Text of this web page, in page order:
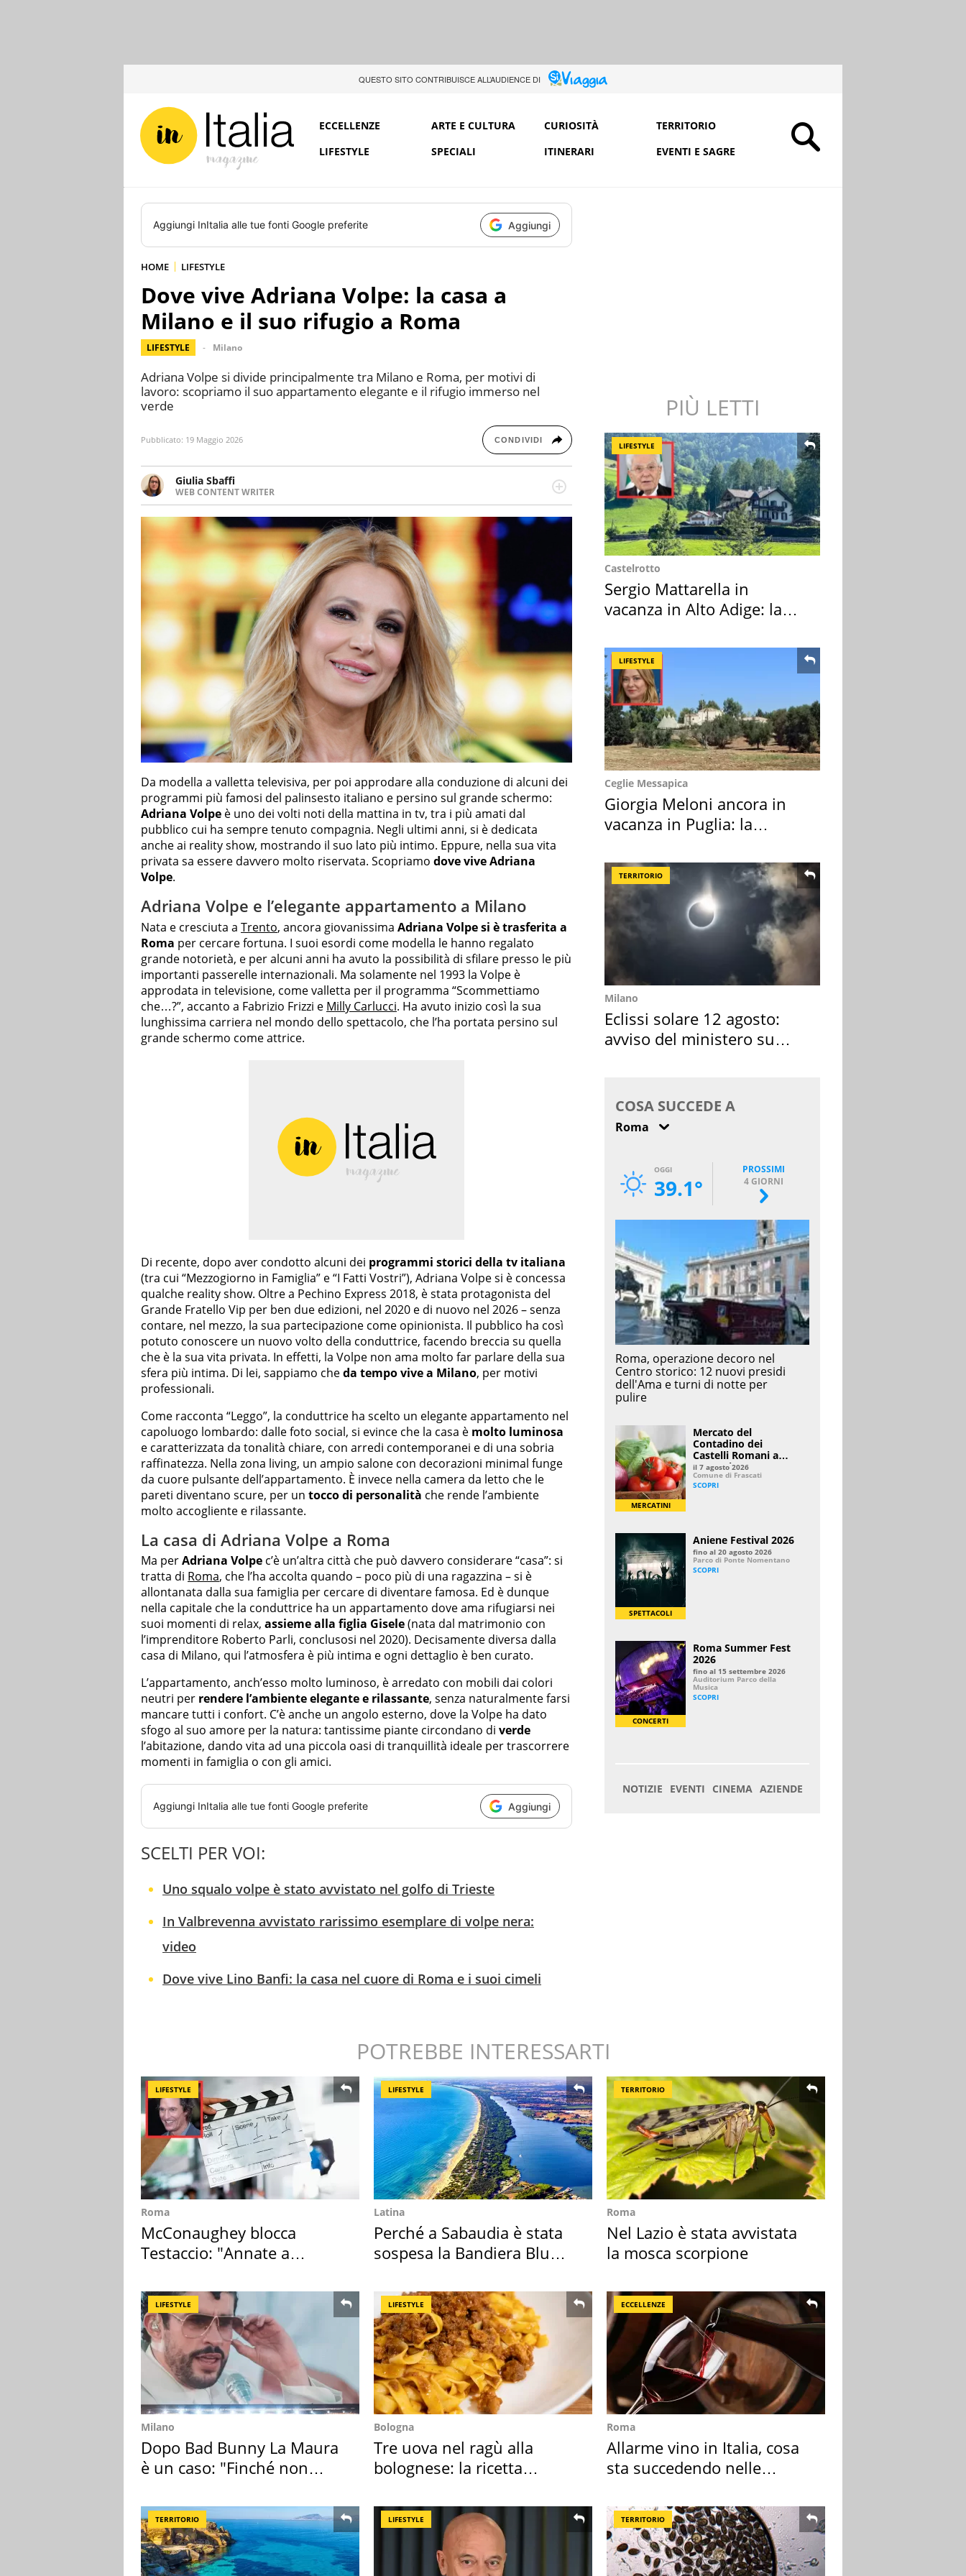
QUESTO SITO CONTRIBUISCE ALL’AUDIENCE DI
ECCELLENZE ARTE E CULTURA CURIOSITÀ
TERRITORIO
LIFESTYLE
SPECIALI ITINERARI EVENTI E SAGRE
Aggiungi InItalia alle tue fonti Google preferite Aggiungi
HOME LIFESTYLE
Dove vive Adriana Volpe: la casa a
Milano e il suo rifugio a Roma
LIFESTYLE Milano
Adriana Volpe si divide principalmente tra Milano e Roma, per motivi di
lavoro: scopriamo il suo appartamento elegante e il rifugio immerso nel
verde
Pubblicato: 19 Maggio 2026 CONDIVIDI
Giulia Sbaffi
WEB CONTENT WRITER
Web content writer appassionata di belle storie e di viaggi, scrive da quando ne
ha memoria. Curiosa per natura, le piace tenersi informata su ciò che accade
intorno a lei.
Da modella a valletta televisiva, per poi approdare alla conduzione di alcuni dei
programmi più famosi del palinsesto italiano e persino sul grande schermo:
Adriana Volpe è uno dei volti noti della mattina in tv, tra i più amati dal
pubblico cui ha sempre tenuto compagnia. Negli ultimi anni, si è dedicata
anche ai reality show, mostrando il suo lato più intimo. Eppure, nella sua vita
privata sa essere davvero molto riservata. Scopriamo dove vive Adriana
Volpe.
Adriana Volpe e l’elegante appartamento a Milano
Nata e cresciuta a Trento, ancora giovanissima Adriana Volpe si è trasferita a
Roma per cercare fortuna. I suoi esordi come modella le hanno regalato
grande notorietà, e per alcuni anni ha avuto la possibilità di sfilare presso le più
importanti passerelle internazionali. Ma solamente nel 1993 la Volpe è
approdata in televisione, come valletta per il programma “Scommettiamo
che…?”, accanto a Fabrizio Frizzi e Milly Carlucci. Ha avuto inizio così la sua
lunghissima carriera nel mondo dello spettacolo, che l’ha portata persino sul
grande schermo come attrice.
Di recente, dopo aver condotto alcuni dei programmi storici della tv italiana
(tra cui “Mezzogiorno in Famiglia” e “I Fatti Vostri”), Adriana Volpe si è concessa
qualche reality show. Oltre a Pechino Express 2018, è stata protagonista del
Grande Fratello Vip per ben due edizioni, nel 2020 e di nuovo nel 2026 – senza
contare, nel mezzo, la sua partecipazione come opinionista. Il pubblico ha così
potuto conoscere un nuovo volto della conduttrice, facendo breccia su quella
che è la sua vita privata. In effetti, la Volpe non ama molto far parlare della sua
sfera più intima. Di lei, sappiamo cheda tempo vive a Milano, per motivi
professionali.
Come racconta “Leggo”, la conduttrice ha scelto un elegante appartamento nel
capoluogo lombardo: dalle foto social, si evince che la casa è molto luminosa
e caratterizzata da tonalità chiare, con arredi contemporanei e di una sobria
raffinatezza. Nella zona living, un ampio salone con decorazioni minimal funge
da cuore pulsante dell’appartamento. È invece nella camera da letto che le
pareti diventano scure, per un tocco di personalità che rende l’ambiente
molto accogliente e rilassante.
La casa di Adriana Volpe a Roma
Ma perAdriana Volpe c’è un’altra città che può davvero considerare “casa”: si
tratta di Roma, che l’ha accolta quando – poco più di una ragazzina – si è
allontanata dalla sua famiglia per cercare di diventare famosa. Ed è dunque
nella capitale che la conduttrice ha un appartamento dove ama rifugiarsi nei
suoi momenti di relax, assieme alla figlia Gisele(nata dal matrimonio con
l’imprenditore Roberto Parli, conclusosi nel 2020). Decisamente diversa dalla
casa di Milano, qui l’atmosfera è più intima e ogni dettaglio è ben curato.
L’appartamento, anch’esso molto luminoso, è arredato con mobili dai colori
neutri per rendere l’ambiente elegante e rilassante, senza naturalmente farsi
mancare tutti i confort. C’è anche un angolo esterno, dove la Volpe ha dato
sfogo al suo amore per la natura: tantissime piante circondano di verde
l’abitazione, dando vita ad una piccola oasi di tranquillità ideale per trascorrere
momenti in famiglia o con gli amici.
Aggiungi InItalia alle tue fonti Google preferite Aggiungi
SCELTI PER VOI:
Uno squalo volpe è stato avvistato nel golfo di Trieste
In Valbrevenna avvistato rarissimo esemplare di volpe nera:
video
Dove vive Lino Banfi: la casa nel cuore di Roma e i suoi cimeli
PIÙ LETTI
LIFESTYLE
Castelrotto
Sergio Mattarella in
vacanza in Alto Adige: la
LIFESTYLE
Ceglie Messapica
Giorgia Meloni ancora in
vacanza in Puglia: la
TERRITORIO
Milano
Eclissi solare 12 agosto:
avviso del ministero su
POTREBBE INTERESSARTI
LIFESTYLE
Roma
McConaughey blocca
Testaccio: "Annate a
LIFESTYLE
Latina
Perché a Sabaudia è stata
sospesa la Bandiera Blu
TERRITORIO
Roma
Nel Lazio è stata avvistata
la mosca scorpione
LIFESTYLE
Milano
Dopo Bad Bunny La Maura
è un caso: "Finché non
LIFESTYLE
Bologna
Tre uova nel ragù alla
bolognese: la ricetta
ECCELLENZE
Roma
Allarme vino in Italia, cosa
sta succedendo nelle
TERRITORIO LIFESTYLE TERRITORIO